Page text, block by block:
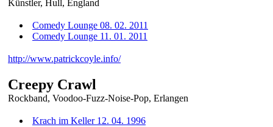
Künstler, Hull, England
Comedy Lounge 08. 02. 2011
Comedy Lounge 11. 01. 2011
http://www.patrickcoyle.info/
Creepy Crawl
Rockband, Voodoo-Fuzz-Noise-Pop, Erlangen
Krach im Keller 12. 04. 1996